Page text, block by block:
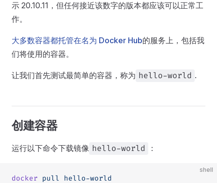
示 20.10.11，但任何接近该数字的版本都应该可以正常工
作。
大多数容器都托管在名为 Docker Hub的服务上，包括我
们将使用的容器。
让我们首先测试最简单的容器，称为 hello-world .
创建容器
运行以下命令下载镜像 hello-world ：
shell
docker pull hello-world